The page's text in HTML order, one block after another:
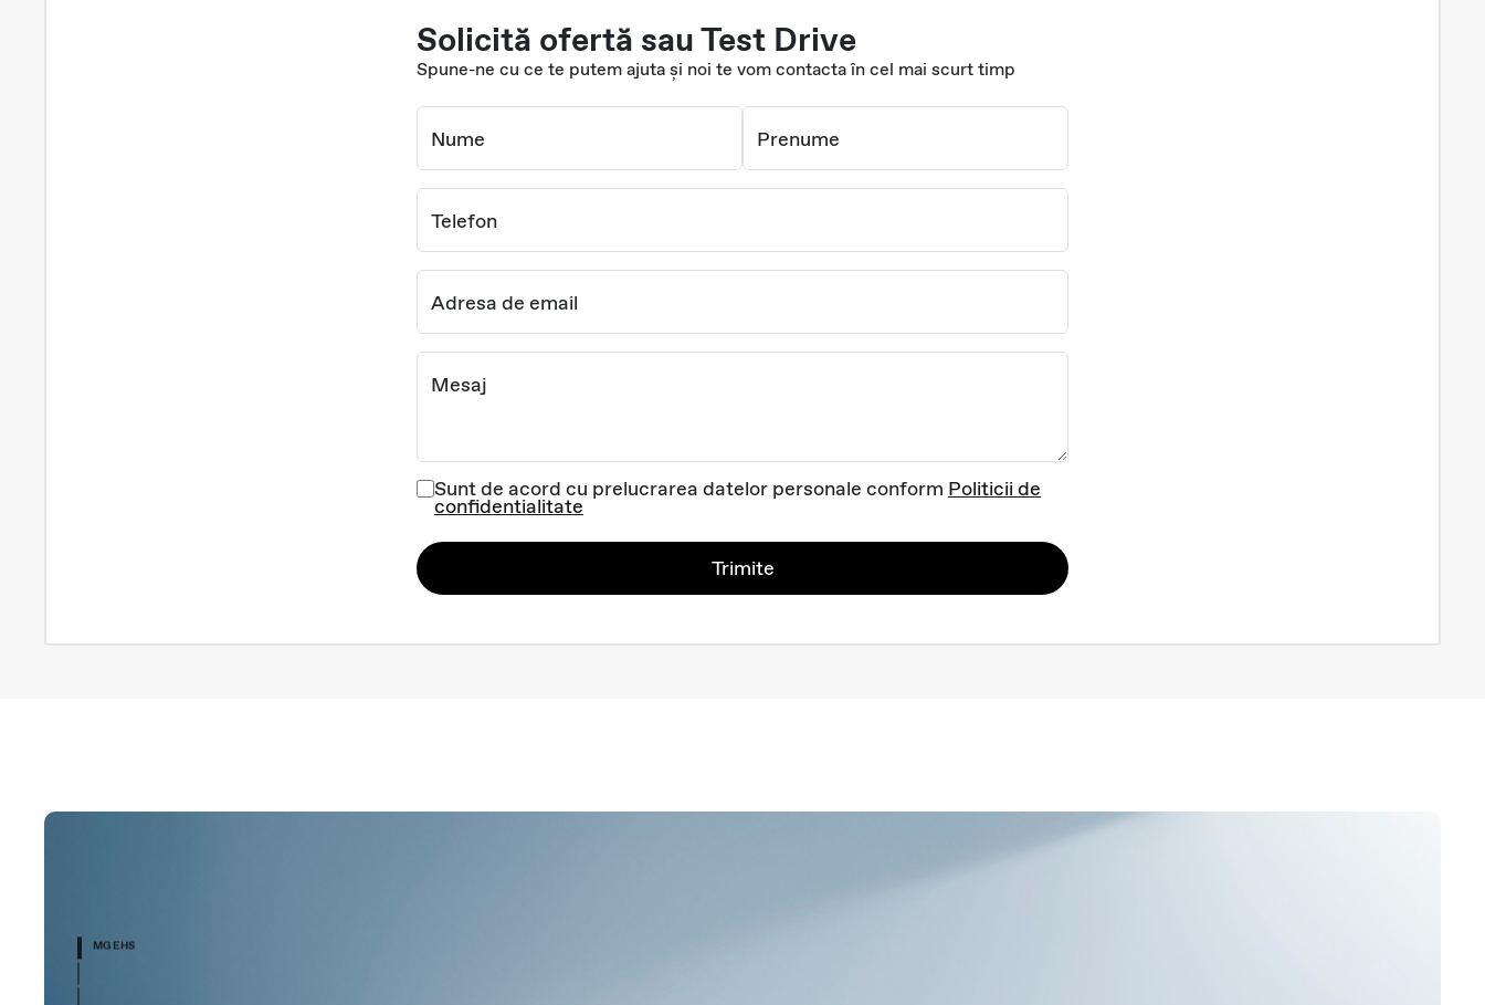
MG EHS
Solicită ofertă sau Test Drive
Spune-ne cu ce te putem ajuta și noi te vom contacta în cel mai scurt timp
Nume Prenume
Telefon
Adresa de email
Mesaj
Sunt de acord cu prelucrarea datelor personale conform Politicii de
confidentialitate
Trimite